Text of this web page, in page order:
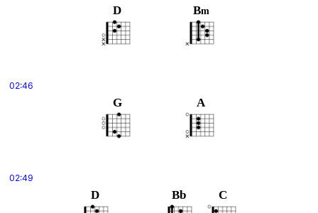
D Bm
02:46
G A
02:49
D Bb C